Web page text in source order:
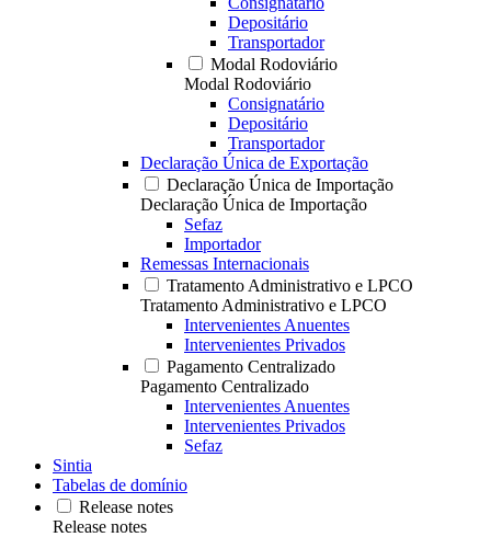
Depositário
Transportador
Modal Rodoviário
Modal Rodoviário
Consignatário
Depositário
Transportador
Declaração Única de Exportação
Declaração Única de Importação
Declaração Única de Importação
Sefaz
Importador
Remessas Internacionais
Tratamento Administrativo e LPCO
Tratamento Administrativo e LPCO
Intervenientes Anuentes
Intervenientes Privados
Pagamento Centralizado
Pagamento Centralizado
Intervenientes Anuentes
Intervenientes Privados
Sefaz
Sintia
Tabelas de domínio
Release notes
Release notes